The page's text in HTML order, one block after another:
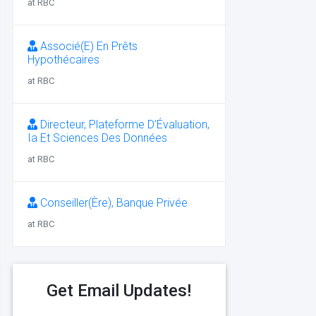
at RBC
Associé(E) En Prêts
Hypothécaires
at RBC
Directeur, Plateforme D’Évaluation,
Ia Et Sciences Des Données
at RBC
Conseiller(Ère), Banque Privée
at RBC
Get Email Updates!